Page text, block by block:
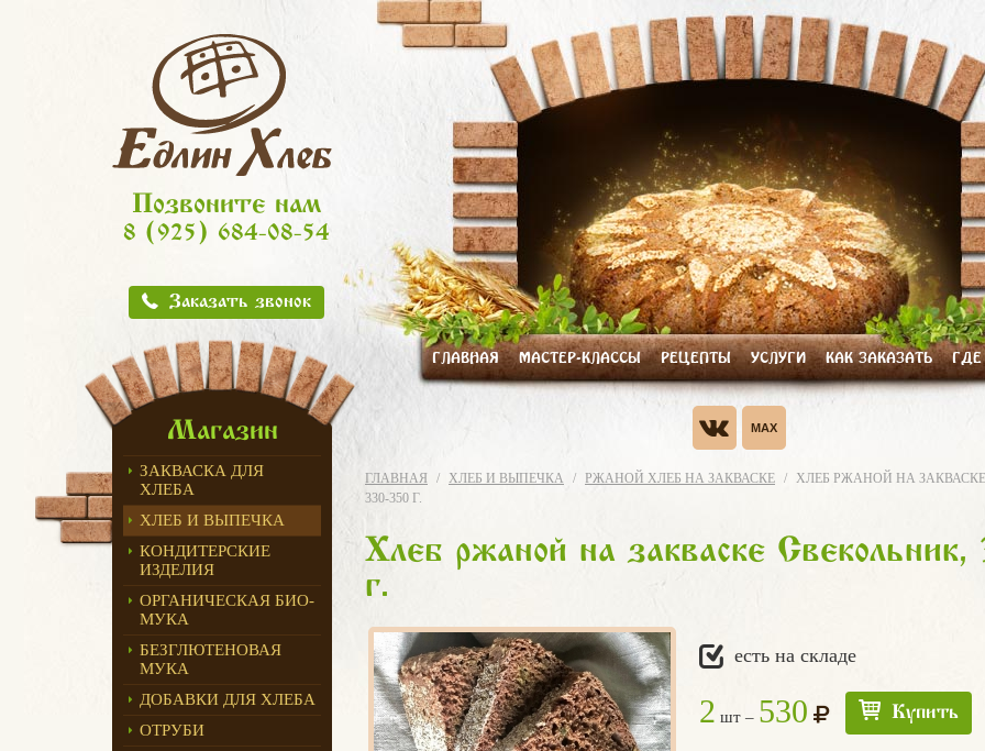
Позвоните нам
8 (925) 684-08-54
Заказать звонок
ГЛАВНАЯ МАСТЕР-КЛАССЫ РЕЦЕПТЫ УСЛУГИ КАК ЗАКАЗАТЬ ГДЕ
Магазин
ЗАКВАСКА ДЛЯ
ХЛЕБА
ХЛЕБ И ВЫПЕЧКА
КОНДИТЕРСКИЕ
ИЗДЕЛИЯ
ОРГАНИЧЕСКАЯ БИО-
МУКА
БЕЗГЛЮТЕНОВАЯ
МУКА
ДОБАВКИ ДЛЯ ХЛЕБА
ОТРУБИ
ГЛАВНАЯ ХЛЕБ И ВЫПЕЧКА РЖАНОЙ ХЛЕБ НА ЗАКВАСКЕ
ХЛЕБ РЖАНОЙ НА
330-350 Г.
Хлеб ржаной на закваске
г.
есть на складе
2 шт – 530 Купить